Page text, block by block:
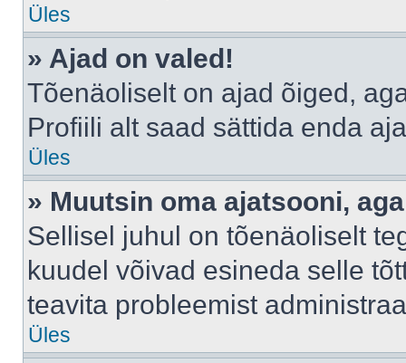
Üles
» Ajad on valed!
Tõenäoliselt on ajad õiged,
Profiili alt saad sättida enda
Üles
» Muutsin oma ajatsooni,
Sellisel juhul on tõenäoliselt
kuudel võivad esineda selle
teavita probleemist
Üles